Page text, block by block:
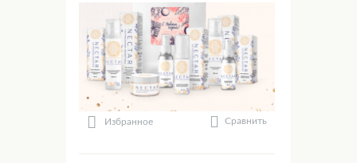
Избранное Сравнить